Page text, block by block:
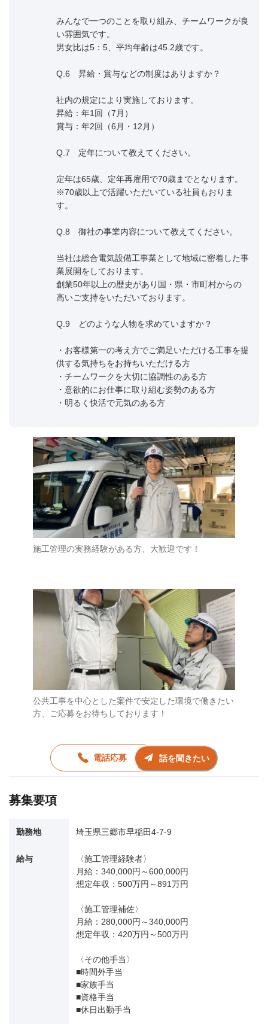
みんなで一つのことを取り組み、チームワークが良
い雰囲気です。
男女比は5：5、平均年齢は45.2歳です。
Q.6 昇給・賞与などの制度はありますか？
社内の規定により実施しております。
昇給：年1回（7月）
賞与：年2回（6月・12月）
Q.7 定年について教えてください。
定年は65歳、定年再雇用で70歳までとなります。
※70歳以上で活躍いただいている社員もおりま
す。
Q.8 御社の事業内容について教えてください。
当社は総合電気設備工事業として地域に密着した事
業展開をしております。
創業50年以上の歴史があり国・県・市町村からの
高いご支持をいただいております。
Q.9 どのような人物を求めていますか？
・お客様第一の考え方でご満足いただける工事を提
供する気持ちをお持ちいただける方
・チームワークを大切に協調性のある方
・意欲的にお仕事に取り組む姿勢のある方
・明るく快活で元気のある方
施工管理の実務経験がある方、大歓迎です！
公共工事を中心とした案件で安定した環境で働きたい
方、ご応募をお待ちしております！
電話応募 話を聞きたい
募集要項
勤務地 埼玉県三郷市早稲田4-7-9
給与
〈施工管理経験者〉
月給：340,000円～600,000円
想定年収：500万円～891万円
〈施工管理補佐〉
月給：280,000円～340,000円
想定年収：420万円～500万円
〈その他手当〉
■時間外手当
■家族手当
■資格手当
■休日出勤手当